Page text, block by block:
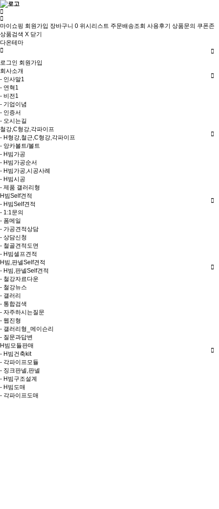
마이쇼핑 회원가입 장바구니 0 위시리스트 주문배송조회 사용후기 상품문의 쿠폰존
상품검색 X 닫기
다온테마
로그인 회원가입
회사소개
- 인사말1
- 연혁1
- 비전1
- 기업이념
- 인증서
- 오시는길
철강,C형강,각파이프
- H형강,철근,C형강,각파이프
- 앙카볼트/볼트
- H빔가공
- H빔가공순서
- H빔가공,시공사례
- H빔시공
- 제품 갤러리형
H빔Self견적
- H빔Self견적
- 1:1문의
- 폼메일
- 가공견적상담
- 상담신청
- 철골견적도면
- H빔셀프견적
H빔,판넬Self견적
- H빔,판넬Self견적
- 철강자료다운
- 철강뉴스
- 갤러리
- 통합검색
- 자주하시는질문
- 웹진형
- 갤러리형_메이슨리
- 질문과답변
H빔모듈판매
- H빔건축kit
- 각파이프모듈
- 징크판넬,판넬
- H빔구조설계
- H빔도매
- 각파이프도매